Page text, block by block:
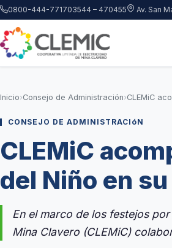
Saltar al contenido principal
0800-444-771703544 – 470455 Av. San
Inicio›Consejo de Administración›
CONSEJO DE ADMINISTRACIóN
CLEMiC
del Niño en
En el marco de los festejos
Mina Clavero (CLEMiC)